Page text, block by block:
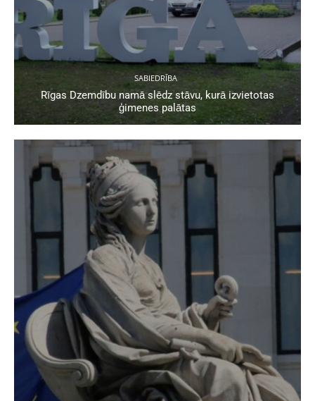
SABIEDRĪBA
Rīgas Dzemdību namā slēdz stāvu, kurā izvietotas
ģimenes palātas